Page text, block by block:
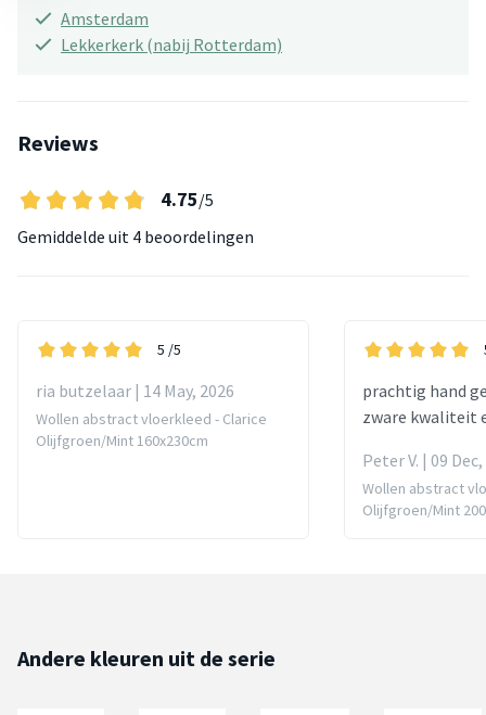
Amsterdam
Lekkerkerk (nabij Rotterdam)
Reviews
4.75/5
Gemiddelde uit 4 beoordelingen
5 /5
ria butzelaar | 14 May, 2026
Wollen abstract vloerkleed - Clarice
Olijfgroen/Mint 160x230cm
prachtig hand
zware kwaliteit
Peter V. | 09
Wollen abstract
Olijfgroen/Mint
Andere kleuren uit de serie